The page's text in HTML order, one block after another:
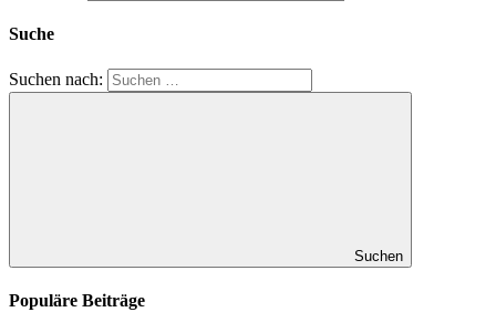
Suche
Suchen nach:
Suchen
Populäre Beiträge